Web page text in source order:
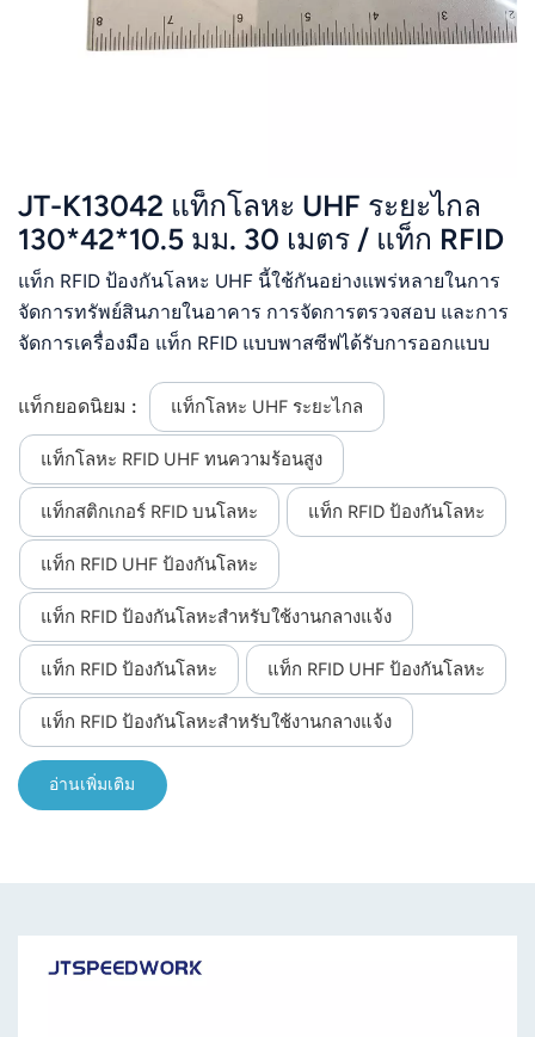
JT-K13042 แท็กโลหะ UHF ระยะไกล
130*42*10.5 มม. 30 เมตร / แท็ก RFID
ป้องกันโลหะ ABS
แท็ก RFID ป้องกันโลหะ UHF นี้ใช้กันอย่างแพร่หลายในการ
จัดการทรัพย์สินภายในอาคาร การจัดการตรวจสอบ และการ
จัดการเครื่องมือ แท็ก RFID แบบพาสซีฟได้รับการออกแบบ
ทั้งภายในและภายนอกอาคารในสภาพแวดล้อมอุตสาหกรรม
ที่รุนแรง
แท็กยอดนิยม : แท็กโลหะ UHF ระยะไกล
แท็กโลหะ RFID UHF ทนความร้อนสูง
แท็กสติกเกอร์ RFID บนโลหะ แท็ก RFID ป้องกันโลหะ
แท็ก RFID UHF ป้องกันโลหะ
แท็ก RFID ป้องกันโลหะสำหรับใช้งานกลางแจ้ง
แท็ก RFID ป้องกันโลหะ แท็ก RFID UHF ป้องกันโลหะ
แท็ก RFID ป้องกันโลหะสำหรับใช้งานกลางแจ้ง
อ่านเพิ่มเติม